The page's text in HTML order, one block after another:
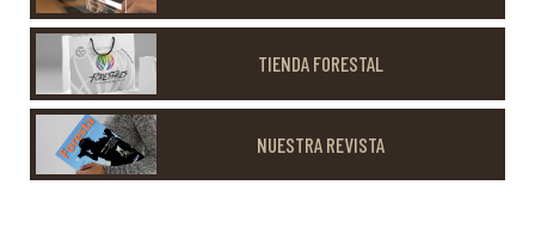
TIENDA FORESTAL
NUESTRA REVISTA